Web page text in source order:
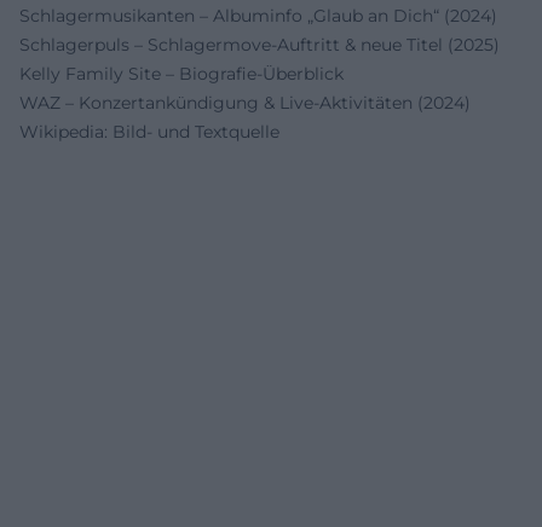
Schlagermusikanten – Albuminfo „Glaub an Dich“ (2024)
Schlagerpuls – Schlager­move-Auftritt & neue Titel (2025)
Kelly Family Site – Biografie-Überblick
WAZ – Konzertankündigung & Live-Aktivitäten (2024)
Wikipedia: Bild- und Textquelle